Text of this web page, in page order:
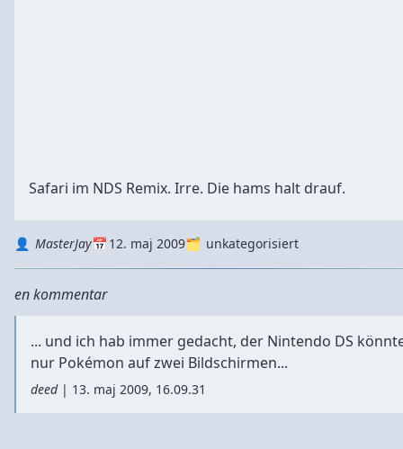
Safari im NDS Remix. Irre. Die hams halt drauf.
AutorMasterJay
Datum 12. maj 2009
Kategorie unkategorisiert
en kommentar
... und ich hab immer gedacht, der Nintendo DS
nur Pokémon auf zwei Bildschirmen...
deed | 13. maj 2009, 16.09.31